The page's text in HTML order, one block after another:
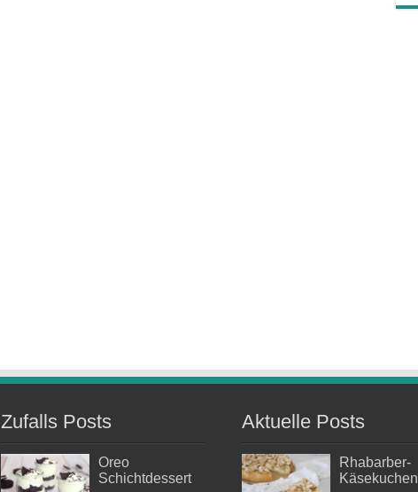
Zufalls Posts
Oreo
Schichtdessert
Aktuelle Posts
Rhabarber-
Käsekuchen